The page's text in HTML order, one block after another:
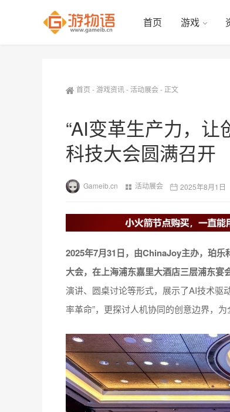
首页 游戏
首页 -游戏资讯-活动展会- 正文
“AI变革生产力，
科技大会圆满召开
Gameib.cn 活动展会 2025年8月1日
2025年7月31日，由ChinaJoy主办，珀
大会，在上海浦东嘉里大酒店三层浦东宴
演讲、圆桌讨论等形式，展示了AI技术驱
率革命”，更探讨人机协同的创意边界，